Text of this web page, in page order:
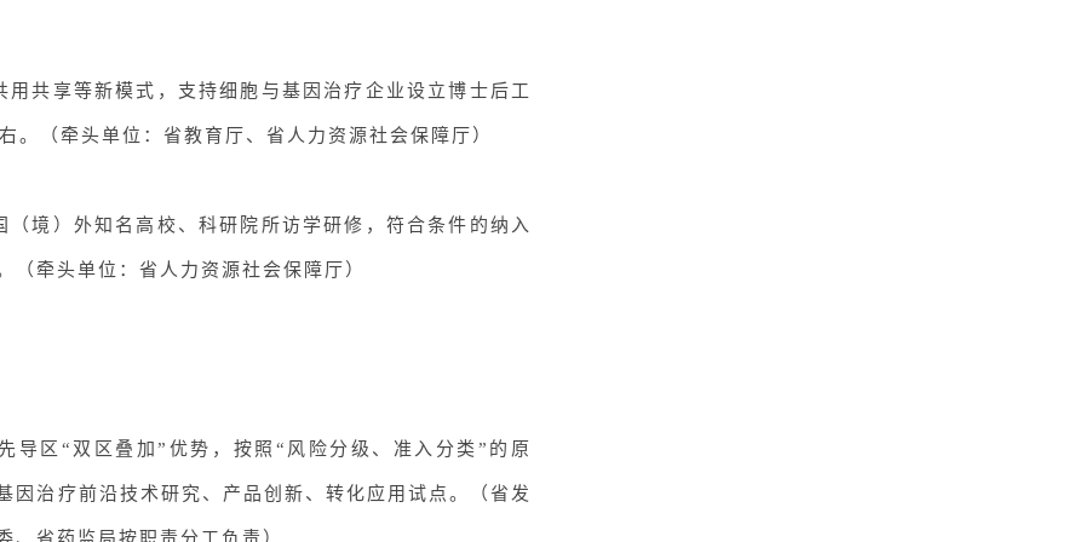
共享等新模式，支持细胞与基因治疗企业设立博士后工
。（牵头单位：省教育厅、省人力资源社会保障厅 ）
境）外知名高校、科研院所访学研修，符合条件的纳入
（牵头单位：省人力资源社会保障厅 ）
导区“双区叠加”优势，按照 “风险分级、准入分类” 的原
因治疗前沿技术研究、产品创新、转化应用试点。（省发